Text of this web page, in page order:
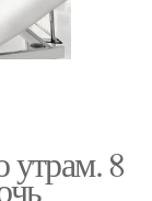
утрам. 8